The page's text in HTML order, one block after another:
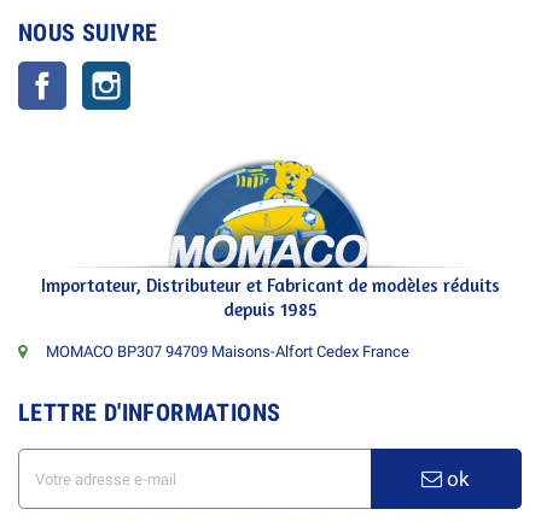
NOUS SUIVRE
Facebook
Importateur, Distributeur et Fabricant de modèles réduits
depuis 1985
MOMACO BP307 94709 Maisons-Alfort Cedex France
LETTRE D'INFORMATIONS
ok